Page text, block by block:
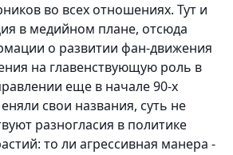
во всех отношениях. Тут и
в медийном плане, отсюда
о развитии фан-движения
на главенствующую роль в
еще в начале 90-х
свои названия, суть не
разногласия в политике
то ли агрессивная манера -